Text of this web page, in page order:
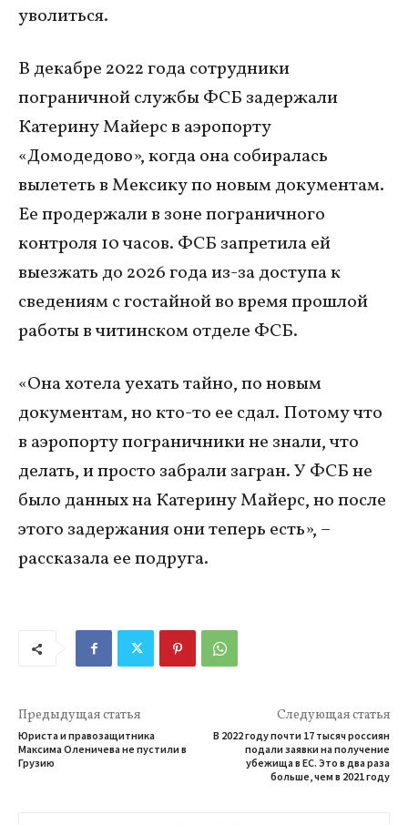
уволиться.
В декабре 2022 года сотрудники
пограничной службы ФСБ задержали
Катерину Майерс в аэропорту
«Домодедово», когда она собиралась
вылететь в Мексику по новым документам.
Ее продержали в зоне пограничного
контроля 10 часов. ФСБ запретила ей
выезжать до 2026 года из-за доступа к
сведениям с гостайной во время прошлой
работы в читинском отделе ФСБ.
«Она хотела уехать тайно, по новым
документам, но кто-то ее сдал. Потому что
в аэропорту пограничники не знали, что
делать, и просто забрали загран. У ФСБ не
было данных на Катерину Майерс, но после
этого задержания они теперь есть», –
рассказала ее подруга.
Предыдущая статья
Юриста и правозащитника
Максима Оленичева не пустили в
Грузию
Следующая статья
В 2022 году почти 17 тысяч россиян
подали заявки на получение
убежища в ЕС. Это в два раза
больше, чем в 2021 году